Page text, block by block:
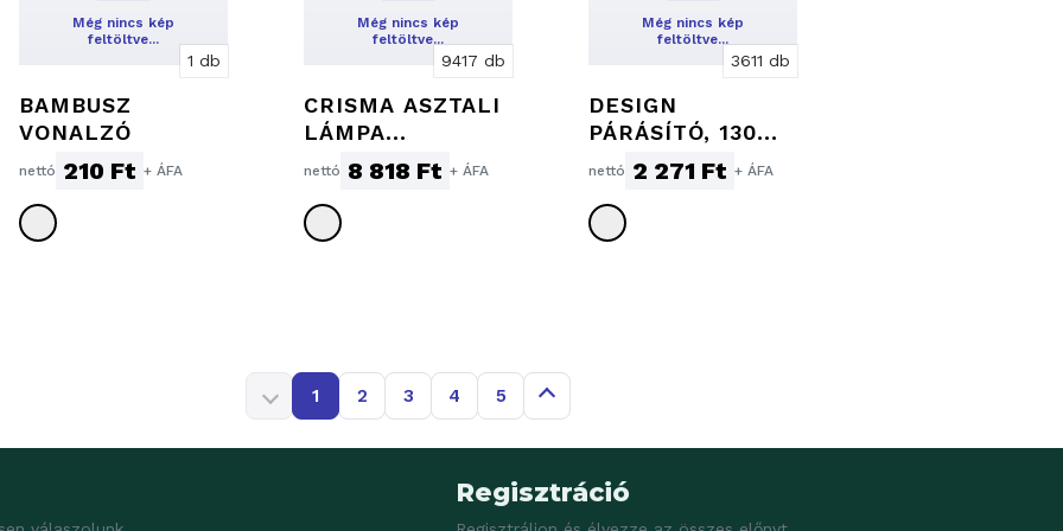
Még nincs kép
feltöltve…
1 db
BAMBUSZ
VONALZÓ
nettó 210 Ft + ÁFA
Még nincs kép
feltöltve…
9417 db
CRISMA ASZTALI
LÁMPA
ÉRINTÉSVEZÉRL
ÉSSEL
nettó 8 818 Ft + ÁFA
Még nincs kép
feltöltve…
3611 db
DESIGN
PÁRÁSÍTÓ, 130
ML
nettó 2 271 Ft + ÁFA
1 2 3 4 5
Regisztráció